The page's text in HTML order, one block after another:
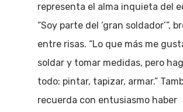
representa el alma inquieta del
“Soy parte del ‘gran soldador’”,
entre risas. “Lo que más me
soldar y tomar medidas, pero
todo: pintar, tapizar, armar.”
recuerda con entusiasmo haber